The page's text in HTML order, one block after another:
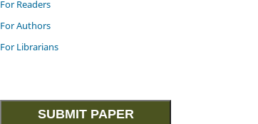
For Readers
For Authors
For Librarians
SUBMIT PAPER